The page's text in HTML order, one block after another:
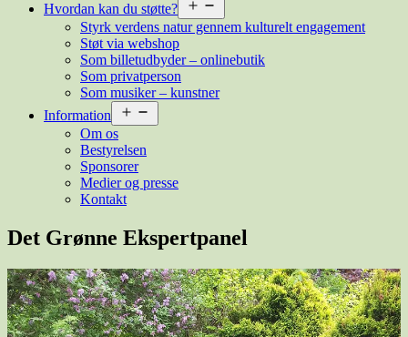
Hvordan kan du støtte?
menu
Styrk verdens natur gennem kulturelt engagement
Støt via webshop
Som billetudbyder – onlinebutik
Som privatperson
Som musiker – kunstner
Information
menu
Om os
Bestyrelsen
Sponsorer
Medier og presse
Kontakt
Det Grønne Ekspertpanel